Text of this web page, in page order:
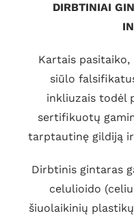
DIRBTINIAI
Kartais pasitaiko,
siūlo
inkliuzais todėl
sertifikuotų
tarptautinę gildiją
Dirbtinis gintaras
celulioido
šiuolaikinių